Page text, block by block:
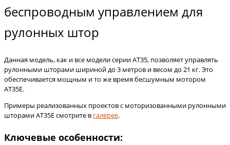
беспроводным управлением для
рулонных штор
Данная модель, как и все модели серии AT35, позволяет управлять
рулонными шторами шириной до 3 метров и весом до 21 кг. Это
обеспечивается мощным и то же время бесшумным мотором
AT35E.
Примеры реализованных проектов с моторизованными рулонными
шторами АТ35E смотрите в галерее.
Ключевые особенности: